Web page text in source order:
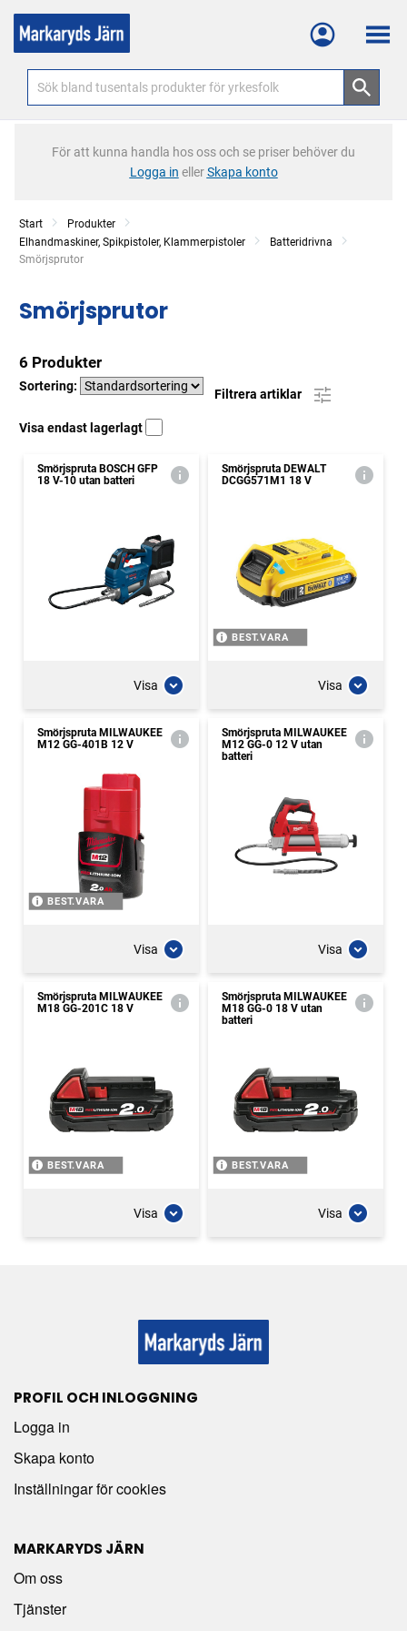
Meny
För att kunna handla hos oss och se priser behöver du
Logga in ellerSkapa konto
Start
Produkter
Elhandmaskiner, Spikpistoler, Klammerpistoler
Batteridrivna
Current:
Smörjsprutor
Smörjsprutor
6 Produkter
Sortering:
Filtrera artiklar
Visa endast lagerlagt
Smörjspruta BOSCH GFP
18 V-10 utan batteri
Visa
Smörjspruta DEWALT
DCGG571M1 18 V
BEST.VARA
Visa
Smörjspruta MILWAUKEE
M12 GG-401B 12 V
BEST.VARA
Visa
Smörjspruta MILWAUKEE
M12 GG-0 12 V utan
batteri
Visa
Smörjspruta MILWAUKEE
M18 GG-201C 18 V
BEST.VARA
Visa
Smörjspruta MILWAUKEE
M18 GG-0 18 V utan
batteri
BEST.VARA
Visa
PROFIL OCH INLOGGNING
Logga in
Skapa konto
Inställningar för cookies
MARKARYDS JÄRN
Om oss
Tjänster